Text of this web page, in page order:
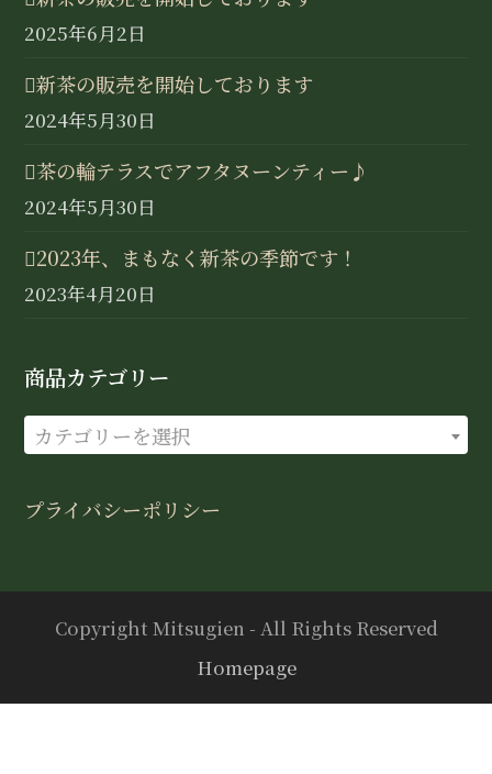
2025年6月2日
新茶の販売を開始しております
2024年5月30日
茶の輪テラスでアフタヌーンティー♪
2024年5月30日
2023年、まもなく新茶の季節です！
2023年4月20日
商品カテゴリー
カテゴリーを選択
プライバシーポリシー
Copyright Mitsugien - All Rights Reserved
Homepage